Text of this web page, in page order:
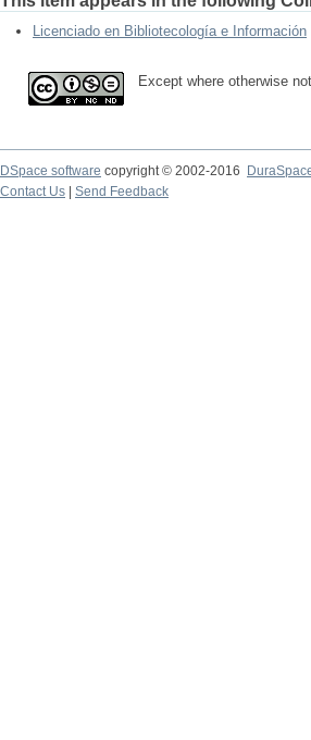
Licenciado en Bibliotecología e Información
Except where otherwise
DSpace software copyright © 2002-2016
Contact Us
Send Feedback